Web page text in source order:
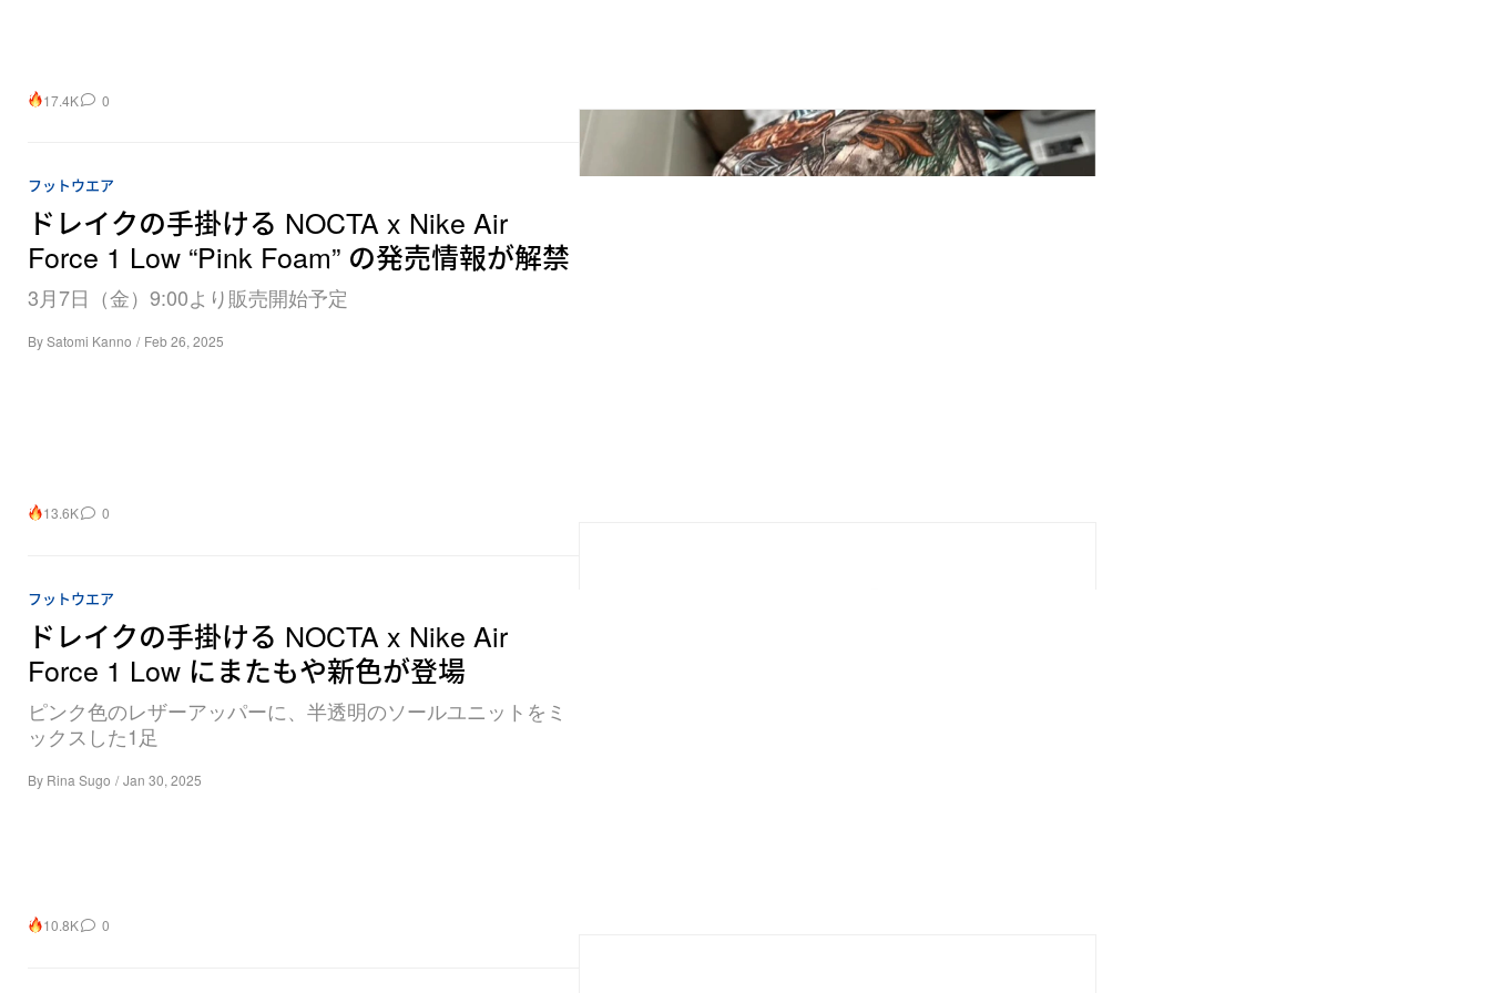
17.4K 0
フットウエア
ドレイクの手掛ける NOCTA x Nike Air
Force 1 Low “Pink Foam” の発売情報が解禁
3月7日（金）9:00より販売開始予定
BySatomi Kanno / Feb 26, 2025
13.6K 0
フットウエア
ドレイクの手掛ける NOCTA x Nike Air
Force 1 Low にまたもや新色が登場
ピンク色のレザーアッパーに、半透明のソールユニットをミ
ックスした1足
By Rina Sugo / Jan 30, 2025
10.8K 0